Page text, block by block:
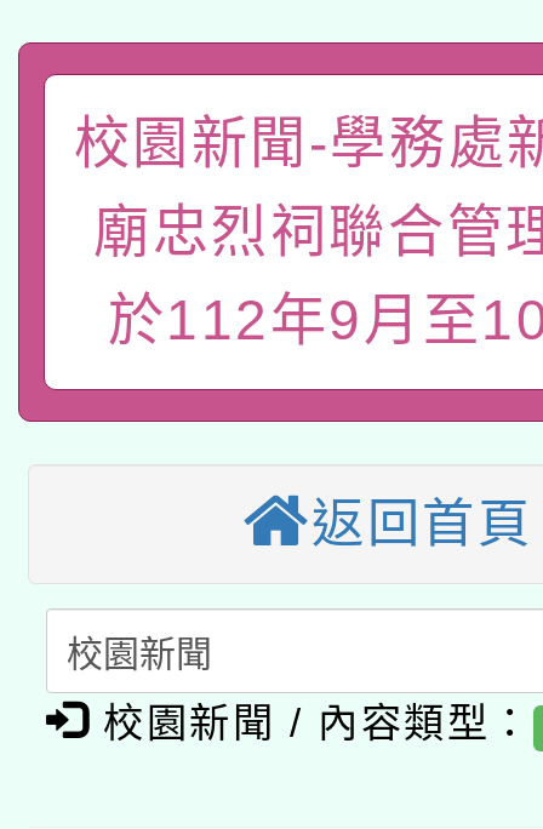
關事宜
轉知教育部國民及學前
國立臺灣師範大學辦理
年度健康促進學校輔導
業成長研習」實施計畫
函轉國家教育研究院中
原住民族教育政策研討
族教育國際趨勢與發展
新北市政府教育局辦理
師專業成長研習實施
方素養工作坊新北場」
函轉國立臺灣師範大學
族語言臺北學習中心
「族語學習班」招生簡
轉知有關國立成功大學
年度COVID-19疫苗接
接種對象擴大為「滿6
月28日止
轉知經濟部水利署委託
業技術研究院辦理「
動」
115年8月22日(星期六
桃園市孔廟祈福系列
開 智慧啟航」
2026年桃園地景藝術
「2026桃園藝術巡演
關事宜
轉知教育部國民及學前
國立臺灣師範大學辦
函轉國家教育研究院中
校園新聞-學務處
廟忠烈祠聯合管
於112年9月至
返回首頁
校園新聞 / 內容類型：